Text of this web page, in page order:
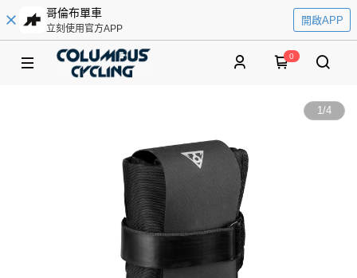
哥倫布單車
立刻使用官方APP
開啟APP
0
1/4